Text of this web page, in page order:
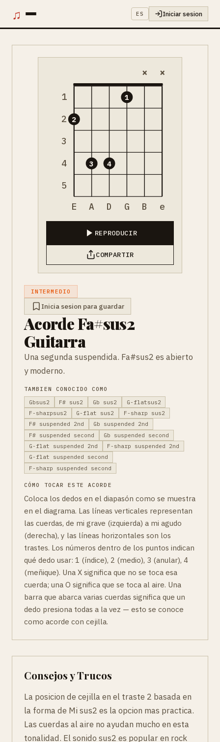
♫ ES Iniciar sesion
1
2
3
4
5
× ×
2
3 4
1
E A D G B e
REPRODUCIR
COMPARTIR
INTERMEDIO
Inicia sesion para guardar
Acorde Fa#sus2
Guitarra
Una segunda suspendida. Fa#sus2 es abierto
y moderno.
TAMBIEN CONOCIDO COMO
Gbsus2
F# sus2 Gb sus2
G-flatsus2
F-sharpsus2
G-flat sus2
F-sharp sus2
F# suspended 2nd
Gb suspended 2nd
F# suspended second
Gb suspended second
G-flat suspended 2nd
F-sharp suspended 2nd
G-flat suspended second
F-sharp suspended second
CÓMO TOCAR ESTE ACORDE
Coloca los dedos en el diapasón como se muestra
en el diagrama. Las líneas verticales representan
las cuerdas, de mi grave (izquierda) a mi agudo
(derecha), y las líneas horizontales son los
trastes. Los números dentro de los puntos indican
qué dedo usar: 1 (índice), 2 (medio), 3 (anular), 4
(meñique). Una X significa que no se toca esa
cuerda; una O significa que se toca al aire. Una
barra que abarca varias cuerdas significa que un
dedo presiona todas a la vez — esto se conoce
como acorde con cejilla.
Consejos y Trucos
La posicion de cejilla en el traste 2 basada en
la forma de Mi sus2 es la opcion mas practica.
Las cuerdas al aire no ayudan mucho en esta
tonalidad. El sonido sus2 es popular en rock